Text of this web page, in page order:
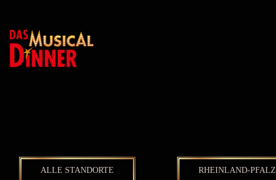
ALLE STANDORTE RHEINLAND-PFALZ